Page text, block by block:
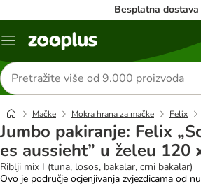
Besplatna
Izbornik
Traži
proizvode
Mačke Mokra hrana za mačke Felix
Jumbo pakiranje: Felix
es aussieht” u želeu 120
Riblji mix I (tuna, losos, bakalar, crni bakalar)
Ovo je područje ocjenjivanja zvjezdicama od